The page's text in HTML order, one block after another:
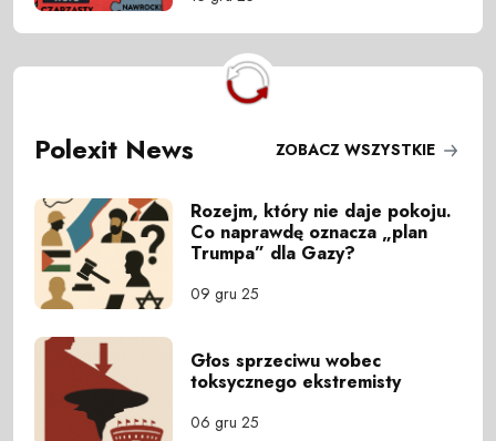
Polexit News ZOBACZ WSZYSTKIE
Rozejm, który nie daje pokoju.
Co naprawdę oznacza „plan
Trumpa” dla Gazy?
09 gru 25
Głos sprzeciwu wobec
toksycznego ekstremisty
06 gru 25